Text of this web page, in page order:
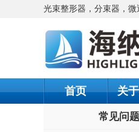
光束整形器，分束器，
首页 关
常见问题